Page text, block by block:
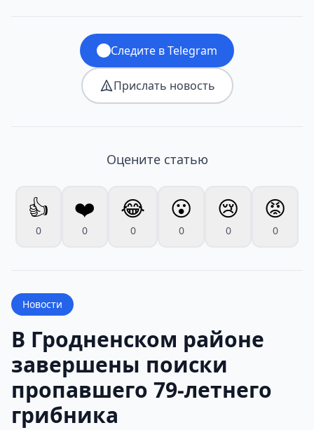
Следите в Telegram
Прислать новость
Оцените статью
👍
0
❤️
0
😂
0
😮
0
😢
0
😡
0
Новости
В Гродненском районе
завершены поиски
пропавшего 79-летнего
грибника